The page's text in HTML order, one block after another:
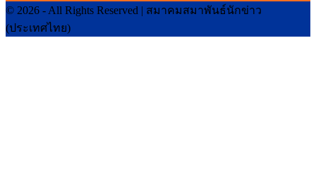
© 2026 - All Rights Reserved | สมาคมสมาพันธ์นักข่าว
(ประเทศไทย)